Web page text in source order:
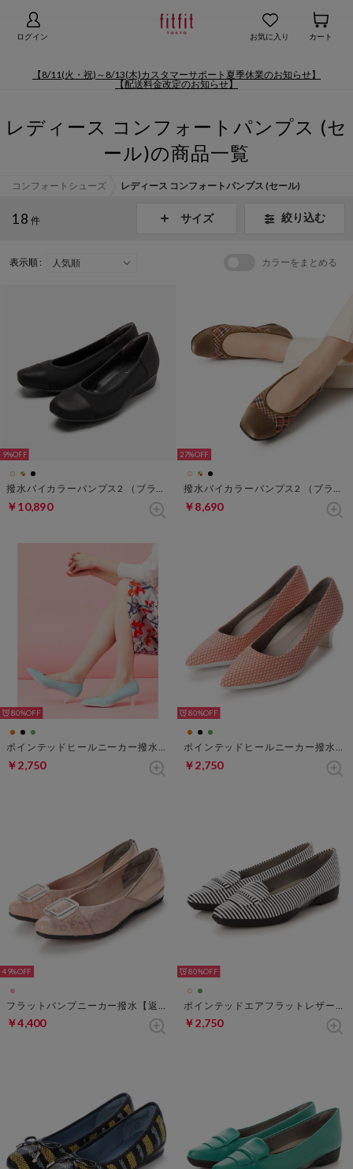
ログイン お気に入り カート
【8/11(火・祝)～8/13(木)カスタマーサポート夏季休業のお知らせ】
【配送料金改定のお知らせ】
レディース コンフォートパンプス (セ
ール)の商品一覧
コンフォートシューズ レディース コンフォートパンプス (セール)
18 件 サイズ 絞り込む
表示順 : カラーをまとめる
9%
撥水バイカラーパンプス2 （ブラック）
￥10,890
27%
撥水バイカラーパンプス2 （ブラウンチェック）
￥8,690
80%
￥2,750
80%
￥2,750
49%
￥4,400
80%
￥2,750